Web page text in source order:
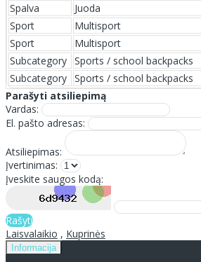
Spalva
Juoda
Sport
Multisport
Sport
Multisport
Subcategory Sports / school backpacks
Subcategory Sports / school backpacks
Parašyti atsiliepimą
Vardas:
El. pašto adresas:
Atsiliepimas:
Įvertinimas:
Įveskite saugos kodą:
Rašyti
Laisvalaikio , Kuprinės
Informacija